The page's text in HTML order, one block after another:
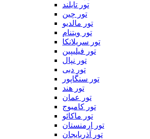
تور تایلند
تور چین
تور مالدیو
تور ویتنام
تور سریلانکا
تور فیلیپین
تور نپال
تور دبی
تور سنگاپور
تور هند
تور عمان
تور کامبوج
تور ماکائو
تور ارمنستان
تور آذربایجان